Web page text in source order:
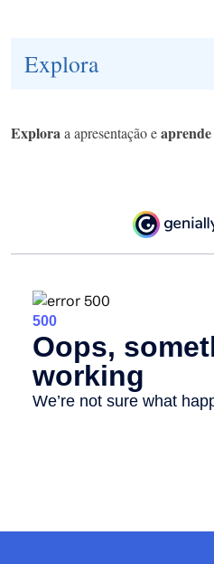
Explora
Exploraa apresentação eaprende